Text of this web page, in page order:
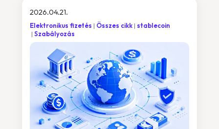
2026.04.21.
Elektronikus fizetés Összes cikk stablecoin
Szabályozás